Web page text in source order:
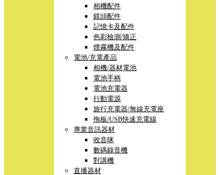
相機配件
鏡頭配件
記憶卡及配件
色彩檢測/矯正
煙霧機及配件
電池/充電產品
相機/器材電池
電池手柄
電池充電器
行動電源
旅行充電器/無線充電座
拖板/USB快速充電線
專業音訊器材
收音咪
數碼錄音機
對講機
直播器材